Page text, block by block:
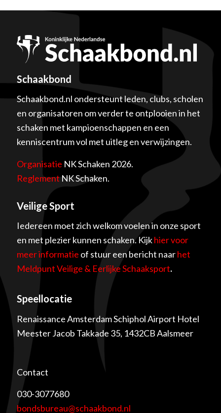
Schaakbond
Schaakbond.nl ondersteunt leden, clubs, scholen
en organisatoren om verder te ontplooien in het
schaken met kampioenschappen en een
kenniscentrum vol met uitleg en verwijzingen.
Organisatie NK Schaken 2026.
ReglementNK Schaken.
Veilige Sport
Iedereen moet zich welkom voelen in onze sport
en met plezier kunnen schaken. Kijkhier voor
meer informatie of stuur een bericht naarhet
Meldpunt Veilige & Eerlijke Schaaksport.
Speellocatie
Renaissance Amsterdam Schiphol Airport Hotel
Meester Jacob Takkade 35, 1432CB Aalsmeer
Contact
030-3077680
bondsbureau@schaakbond.nl